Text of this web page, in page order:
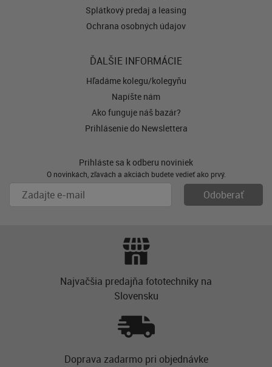
Splátkový predaj a leasing
Ochrana osobných údajov
ĎALŠIE INFORMÁCIE
Hľadáme kolegu/kolegyňu
Napíšte nám
Ako funguje náš bazár?
Prihlásenie do Newslettera
Prihláste sa k odberu noviniek
O novinkách, zľavách a akciách budete vedieť ako prvý.
Najvačšia predajňa fototechniky na
Slovensku
Doprava zadarmo pri objednávke